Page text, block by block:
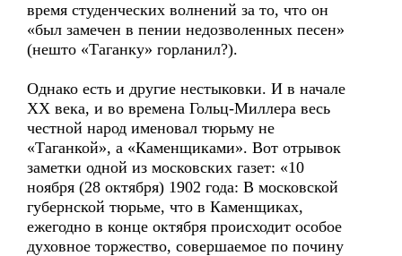
время студенческих волнений за то, что он
«был замечен в пении недозволенных песен»
(нешто «Таганку» горланил?).
Однако есть и другие нестыковки. И в начале
ХХ века, и во времена Гольц-Миллера весь
честной народ именовал тюрьму не
«Таганкой», а «Каменщиками». Вот отрывок
заметки одной из московских газет: «10
ноября (28 октября) 1902 года: В московской
губернской тюрьме, что в Каменщиках,
ежегодно в конце октября происходит особое
духовное торжество, совершаемое по почину